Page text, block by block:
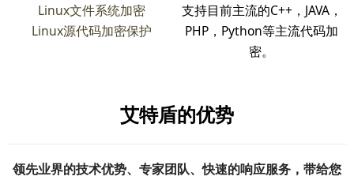
Linux文件系统加密
Linux源代码加密保护
支持目前主流的C++，JAVA，
PHP，Python等主流代码加
密。
艾特盾的优势
领先业界的技术优势、专家团队、快速的响应服务，带给您